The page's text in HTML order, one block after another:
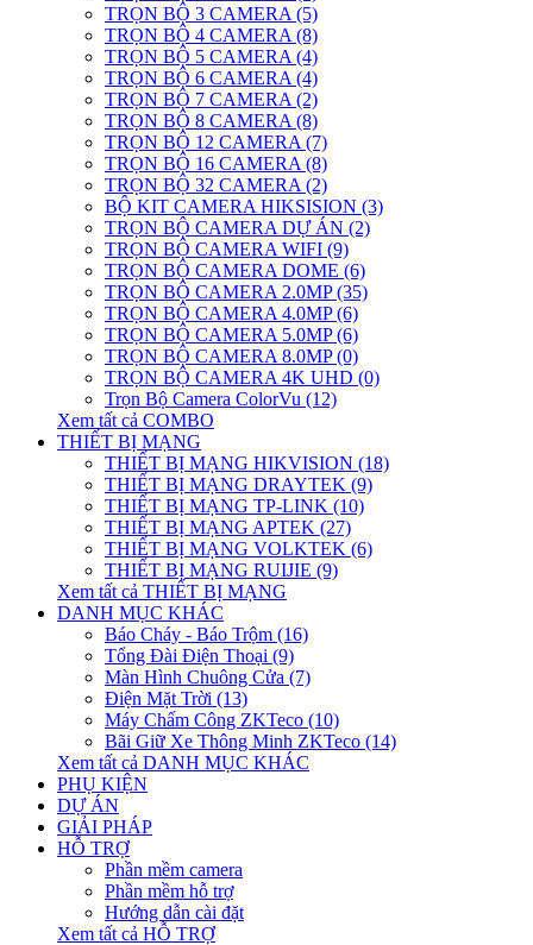
TRỌN BỘ 3 CAMERA (5)
TRỌN BỘ 4 CAMERA (8)
TRỌN BỘ 5 CAMERA (4)
TRỌN BỘ 6 CAMERA (4)
TRỌN BỘ 7 CAMERA (2)
TRỌN BỘ 8 CAMERA (8)
TRỌN BỘ 12 CAMERA (7)
TRỌN BỘ 16 CAMERA (8)
TRỌN BỘ 32 CAMERA (2)
BỘ KIT CAMERA HIKSISION (3)
TRỌN BỘ CAMERA DỰ ÁN (2)
TRỌN BỘ CAMERA WIFI (9)
TRỌN BỘ CAMERA DOME (6)
TRỌN BỘ CAMERA 2.0MP (35)
TRỌN BỘ CAMERA 4.0MP (6)
TRỌN BỘ CAMERA 5.0MP (6)
TRỌN BỘ CAMERA 8.0MP (0)
TRỌN BỘ CAMERA 4K UHD (0)
Trọn Bộ Camera ColorVu (12)
Xem tất cả COMBO
THIẾT BỊ MẠNG
THIẾT BỊ MẠNG HIKVISION (18)
THIẾT BỊ MẠNG DRAYTEK (9)
THIẾT BỊ MẠNG TP-LINK (10)
THIẾT BỊ MẠNG APTEK (27)
THIẾT BỊ MẠNG VOLKTEK (6)
THIẾT BỊ MẠNG RUIJIE (9)
Xem tất cả THIẾT BỊ MẠNG
DANH MỤC KHÁC
Báo Cháy - Báo Trộm (16)
Tổng Đài Điện Thoại (9)
Màn Hình Chuông Cửa (7)
Điện Mặt Trời (13)
Máy Chấm Công ZKTeco (10)
Bãi Giữ Xe Thông Minh ZKTeco (14)
Xem tất cả DANH MỤC KHÁC
PHỤ KIỆN
DỰ ÁN
GIẢI PHÁP
HỖ TRỢ
Phần mềm camera
Phần mềm hỗ trợ
Hướng dẫn cài đặt
Xem tất cả HỖ TRỢ